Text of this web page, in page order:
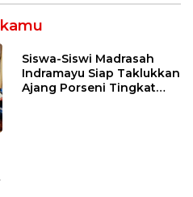
Siswa-Siswi Madrasah
Indramayu Siap Taklukkan
Ajang Porseni Tingkat